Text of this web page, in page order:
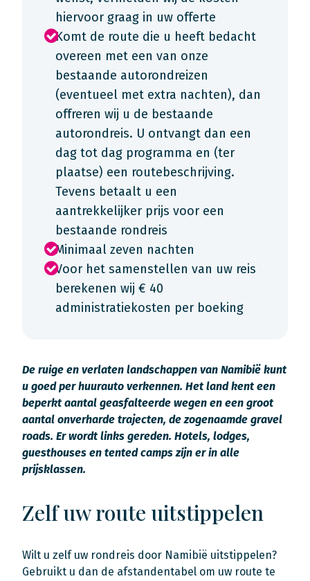
hiervoor graag in uw offerte
Komt de route die u heeft bedacht
overeen met een van onze
bestaande autorondreizen
(eventueel met extra nachten), dan
offreren wij u de bestaande
autorondreis. U ontvangt dan een
dag tot dag programma en (ter
plaatse) een routebeschrijving.
Tevens betaalt u een
aantrekkelijker prijs voor een
bestaande rondreis
Minimaal zeven nachten
Voor het samenstellen van uw reis
berekenen wij € 40
administratiekosten per boeking
De ruige en verlaten landschappen van Namibië kunt
u goed per huurauto verkennen. Het land kent een
beperkt aantal geasfalteerde wegen en een groot
aantal onverharde trajecten, de zogenaamde gravel
roads. Er wordt links gereden. Hotels, lodges,
guesthouses en tented camps zijn er in alle
prijsklassen.
Zelf uw route uitstippelen
Wilt u zelf uw rondreis door Namibië uitstippelen?
Gebruikt u dan de afstandentabel om uw route te